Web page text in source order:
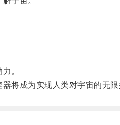
。
成为实现人类对宇宙的无限